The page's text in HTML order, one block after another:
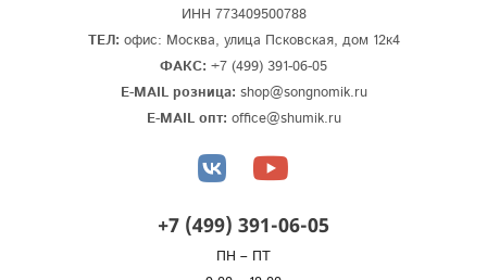
ИНН 773409500788
ТЕЛ: офис: Москва, улица Псковская, дом 12к4
ФАКС: +7 (499) 391-06-05
E-MAIL розница: shop@songnomik.ru
E-MAIL опт: office@shumik.ru
+7 (499) 391-06-05
ПН – ПТ